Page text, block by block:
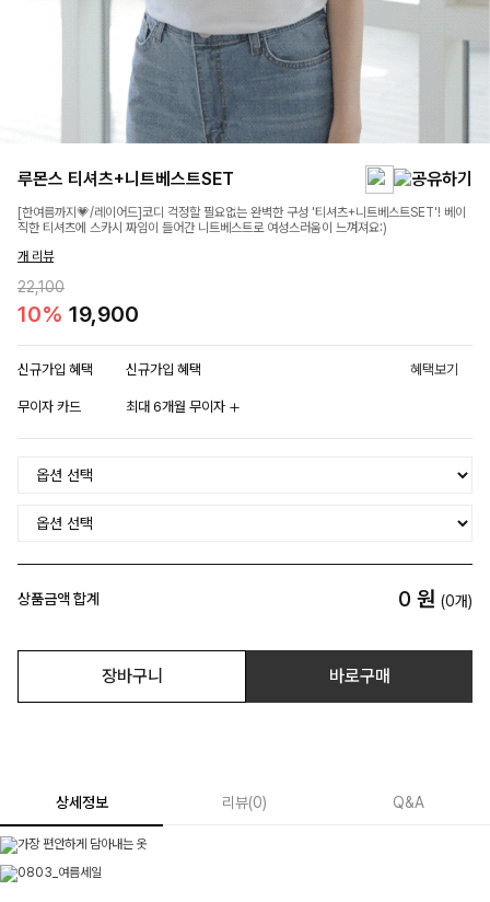
루몬스 티셔츠+니트베스트SET
[한여름까지💗/레이어드]코디 걱정할 필요없는 완벽한 구성 '티셔츠+니트베스트SET'! 베이
직한 티셔츠에 스카시 짜임이 들어간 니트베스트로 여성스러움이 느껴져요:)
개 리뷰
22,100
10% 19,900
신규가입 혜택 신규가입 혜택 혜택보기
무이자 카드 최대 6개월 무이자
상품금액 합계 0 원 (0개)
장바구니 바로구매
상세정보 리뷰(0) Q&A